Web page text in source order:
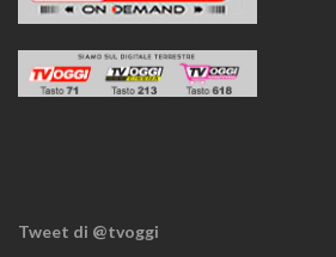
Tweet di @tvoggi